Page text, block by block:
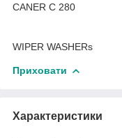
CANER C 280
WIPER WASHERs
Приховати
Характеристики